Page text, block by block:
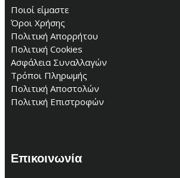
Ποιοί είμαστε
Όροι Χρήσης
Πολιτική Απορρήτου
Πολιτική Cookies
Ασφάλεια Συναλλαγών
Τρόποι Πληρωμής
Πολιτική Αποστολών
Πολιτική Επιστροφών
Επικοινωνία